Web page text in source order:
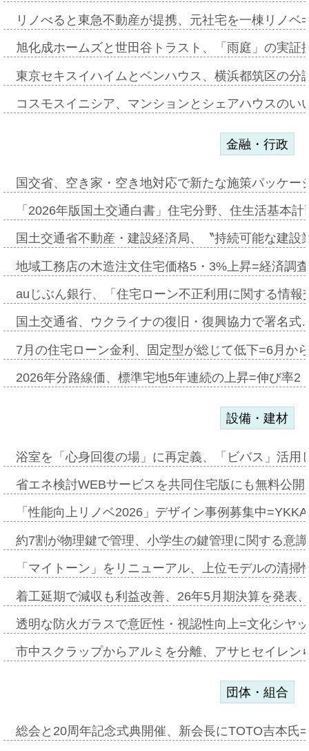
リノべると東急不動産が提携、元社宅を一棟リノ
旭化成ホームズと世田谷トラスト、「雨庭」の実
東京セキスイハイムとベンハウス、横浜都筑区の
コスモスイニシア、マンションとシェアハウスの
金融・行政
国交省、空き家・空き地対応で新たな施策パッケ
「2026年版国土交通白書」住宅分野、住生活基本
国土交通省不動産・建設経済局、〝持続可能な建
地域工務店の木造注文住宅価格5・3%上昇=経済調
auじぶん銀行、「住宅ローン不正利用に関する情
国土交通省、ウクライナの復旧・復興協力で署名
7月の住宅ローン金利、固定型が総じて低下=6月か
2026年分路線価、標準宅地5年連続の上昇=伸び率
設備・建材
浴室を「心身回復の場」に再定義、「ビバス」活
省エネ検討WEBサービスを共同住宅版にも無料公
「性能向上リノベ2026」デザイン事例募集中
約7割が物理鍵で管理、小学生の鍵管理に関する意
「マイトーン」をリニューアル、上位モデルの清
着工延期で減収も利益改善、26年5月期決算を発表
透明な防火ガラスで意匠性・視認性向上=文化シヤ
市中スクラップからアルミを分離、アサヒセイレ
団体・組合
総会と20周年記念式典開催、新会長にTOTO吉本氏